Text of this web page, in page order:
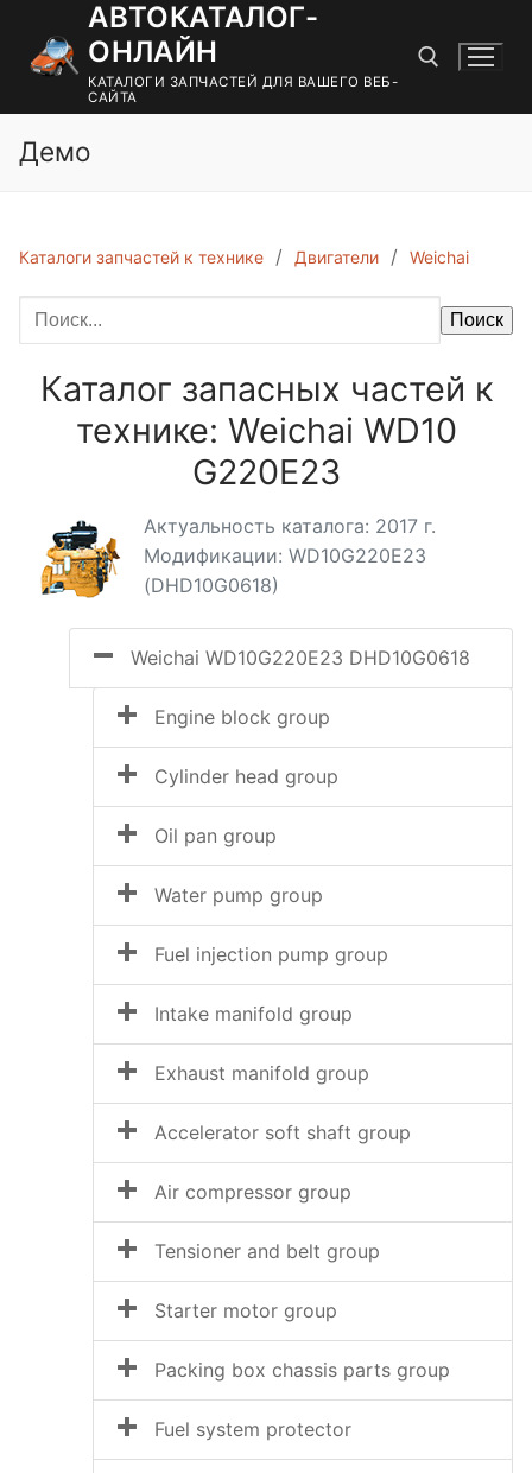
содержимому
АВТОКАТАЛОГ-
ОНЛАЙН
КАТАЛОГИ ЗАПЧАСТЕЙ ДЛЯ ВАШЕГО ВЕБ-
САЙТА
Демо
Каталоги запчастей к технике Двигатели Weichai
Поиск
Каталог запасных частей к
технике: Weichai WD10
G220E23
Актуальность каталога: 2017 г.
Модификации: WD10G220E23
(DHD10G0618)
Weichai WD10G220E23 DHD10G0618
Engine block group
Cylinder head group
Oil pan group
Water pump group
Fuel injection pump group
Intake manifold group
Exhaust manifold group
Accelerator soft shaft group
Air compressor group
Tensioner and belt group
Starter motor group
Packing box chassis parts group
Fuel system protector